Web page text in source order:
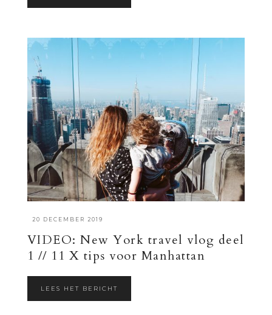
20 DECEMBER 2019
VIDEO: New York travel vlog deel
1 // 11 X tips voor Manhattan
LEES HET BERICHT